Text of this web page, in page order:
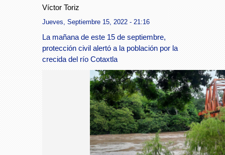
Víctor Toriz
Jueves, Septiembre 15, 2022 - 21:16
La mañana de este 15 de septiembre,
protección civil alertó a la población por la
crecida del río Cotaxtla